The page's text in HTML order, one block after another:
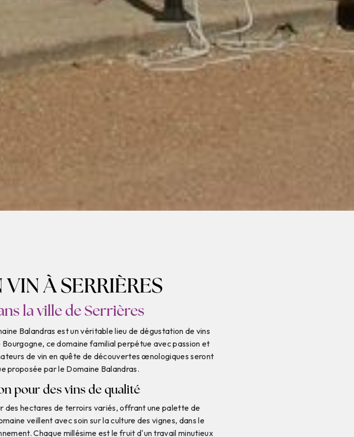
À SERRIÈRES
la ville de Serrières
Balandras est un véritable lieu de dégustation de vins
ce domaine familial perpétue avec passion et
de vin en quête de découvertes œnologiques seront
proposée par le Domaine Balandras.
pour des vins de qualité
des hectares de terroirs variés, offrant une palette de
veillent avec soin sur la culture des vignes, dans le
Chaque millésime est le fruit d'un travail minutieux